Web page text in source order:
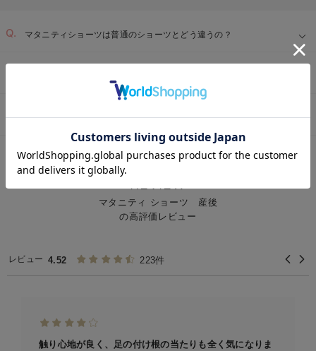
マタニティショーツは普通のショーツとどう違うの？
マタニティショーツの素材は何を選べば良い？
お気に入り商品を確認する
マタニティTOP ＞ マタニティ・授乳服 全商品 ＞ マタニティ 下着・インナー
REVIEW
マタニティ ショーツ 産後
の高評価レビュー
レビュー 4.52 223件
触り心地が良く、足の付け根の当たりも全く気になりま